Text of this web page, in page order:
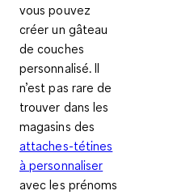
vous pouvez
créer un gâteau
de couches
personnalisé. Il
n’est pas rare de
trouver dans les
magasins des
attaches-tétines
à personnaliser
avec les prénoms